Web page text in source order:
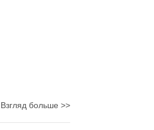
Взгляд больше >>